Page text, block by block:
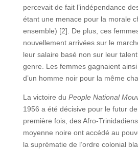
percevait de fait l’indépendance
étant une menace pour la morale
ensemble) [2]. De plus, ces
nouvellement arrivées sur le
leur salaire basé non sur leur
genre. Les femmes gagnaient
d’un homme noir pour la même
La victoire du People National
1956 a été décisive pour le futur
première fois, des Afro-
moyenne noire ont accédé au
la suprématie de l’ordre colonial